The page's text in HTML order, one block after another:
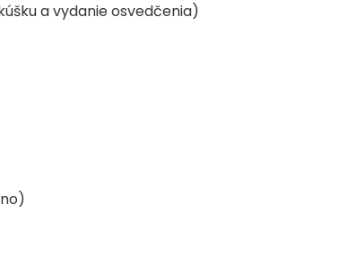
a vydanie osvedčenia)